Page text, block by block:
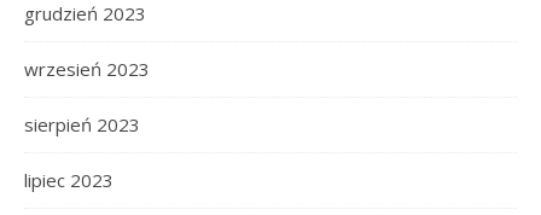
grudzień 2023
wrzesień 2023
sierpień 2023
lipiec 2023